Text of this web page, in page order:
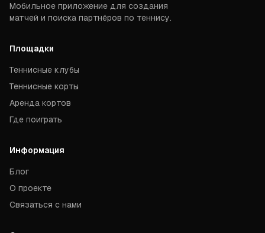
Мобильное приложение для создания
матчей и поиска партнёров по теннису.
Площадки
Теннисные клубы
Теннисные корты
Аренда кортов
Где поиграть
Информация
Блог
О проекте
Связаться с нами